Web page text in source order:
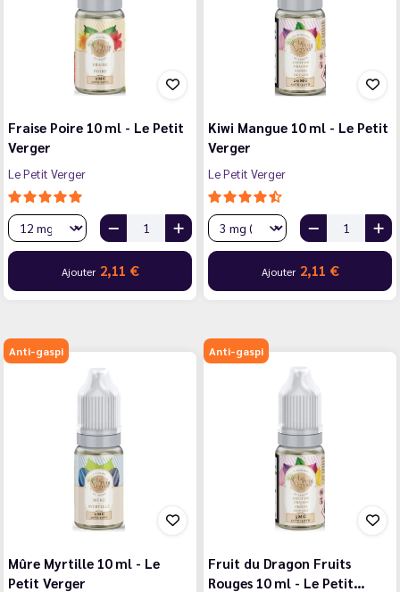
Fraise Poire 10 ml - Le Petit
Verger
Le Petit Verger
Ajouter 2,11 €
Kiwi Mangue 10 ml - Le Petit
Verger
Le Petit Verger
Ajouter 2,11 €
Anti-gaspi
Mûre Myrtille 10 ml - Le
Petit Verger
Anti-gaspi
Fruit du Dragon Fruits
Rouges 10 ml - Le Petit…